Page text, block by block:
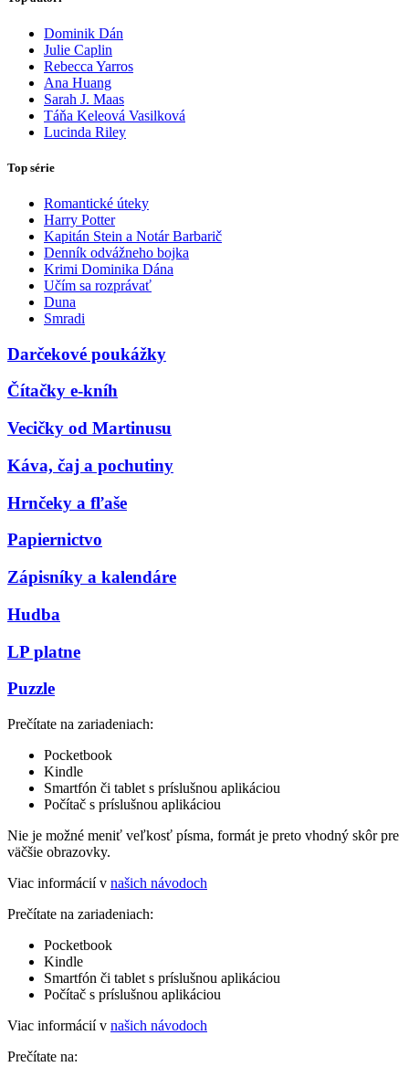
Dominik Dán
Julie Caplin
Rebecca Yarros
Ana Huang
Sarah J. Maas
Táňa Keleová Vasilková
Lucinda Riley
Top série
Romantické úteky
Harry Potter
Kapitán Stein a Notár Barbarič
Denník odvážneho bojka
Krimi Dominika Dána
Učím sa rozprávať
Duna
Smradi
Darčekové poukážky
Čítačky e-kníh
Vecičky od Martinusu
Káva, čaj a pochutiny
Hrnčeky a fľaše
Papiernictvo
Zápisníky a kalendáre
Hudba
LP platne
Puzzle
Prečítate na zariadeniach:
Pocketbook
Kindle
Smartfón či tablet s príslušnou aplikáciou
Počítač s príslušnou aplikáciou
Nie je možné meniť veľkosť písma, formát je preto vhodný skôr pre
väčšie obrazovky.
Viac informácií v našich návodoch
Prečítate na zariadeniach:
Pocketbook
Kindle
Smartfón či tablet s príslušnou aplikáciou
Počítač s príslušnou aplikáciou
Viac informácií v našich návodoch
Prečítate na: